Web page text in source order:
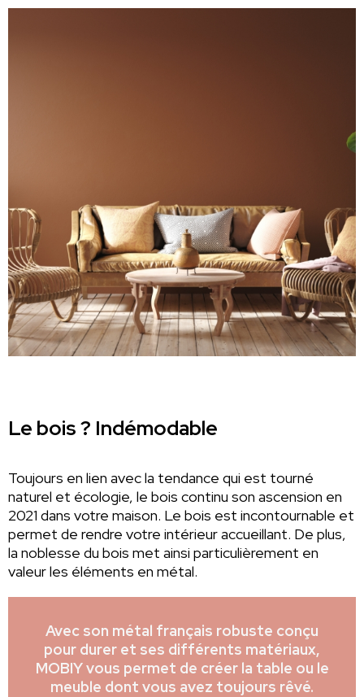
Le bois ? Indémodable
Toujours en lien avec la tendance qui est tourné
naturel et écologie, le bois continu son ascension en
2021 dans votre maison. Le bois est incontournable et
permet de rendre votre intérieur accueillant. De plus,
la noblesse du bois met ainsi particulièrement en
valeur les éléments en métal.
Avec son métal français robuste conçu
pour durer et ses différents matériaux,
MOBIY vous permet de créer la table ou le
meuble dont vous avez toujours rêvé.